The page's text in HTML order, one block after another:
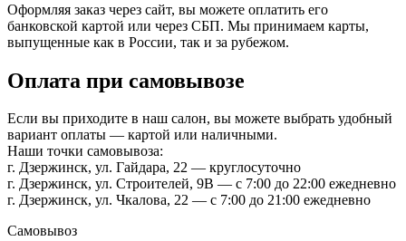
Оформляя заказ через сайт, вы можете оплатить его
банковской картой или через СБП. Мы принимаем карты,
выпущенные как в России, так и за рубежом.
Оплата при самовывозе
Если вы приходите в наш салон, вы можете выбрать удобный
вариант оплаты — картой или наличными.
Наши точки самовывоза:
г. Дзержинск, ул. Гайдара, 22 — круглосуточно
г. Дзержинск, ул. Строителей, 9В — с 7:00 до 22:00 ежедневно
г. Дзержинск, ул. Чкалова, 22 — с 7:00 до 21:00 ежедневно
Самовывоз